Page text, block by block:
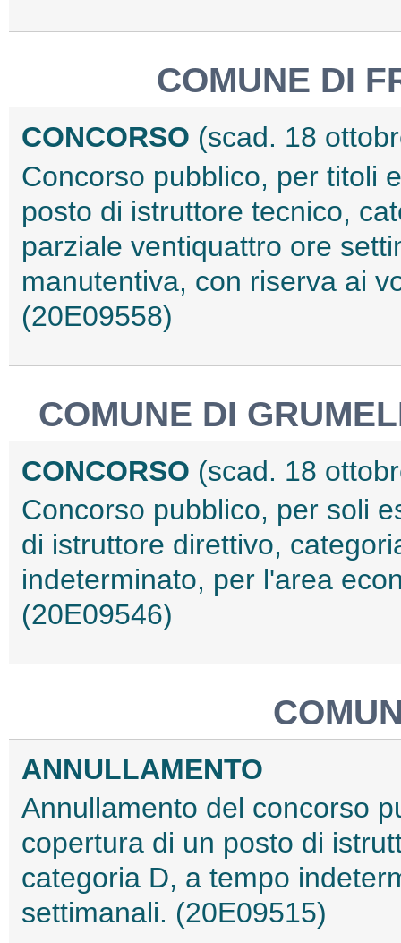
COMUNE DI
CONCORSO (scad. 18
Concorso pubblico, per titoli
posto di istruttore tecnico,
parziale ventiquattro ore
manutentiva, con riserva ai
(20E09558)
COMUNE DI
CONCORSO (scad. 18
Concorso pubblico, per soli
di istruttore direttivo,
indeterminato, per l'area
(20E09546)
ANNULLAMENTO
Annullamento del concorso
copertura di un posto di
categoria D, a tempo
settimanali. (20E09515)